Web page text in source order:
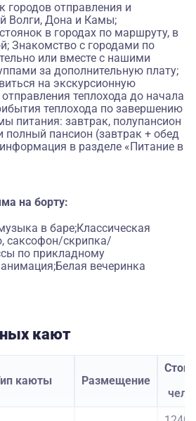
городов отправления и
Волги, Дона и Камы;
в городах по маршруту, в
Знакомство с городами по
или вместе с нашими
за дополнительную плату;
на экскурсионную
теплохода до начала
теплохода по завершению
питания: завтрак, полупансион
полный пансион (завтрак + обед
в разделе «Питание в
на борту:
в баре;Классическая
саксофон/скрипка/
по прикладному
вечеринка
кают
каюты Размещение